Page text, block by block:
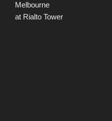
Melbourne
at Rialto Tower